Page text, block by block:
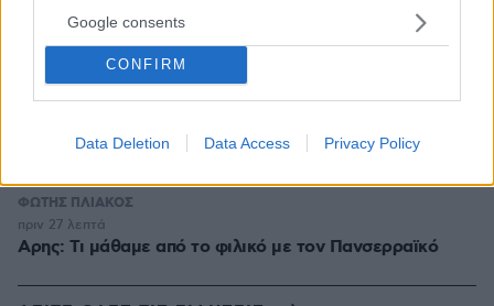
Google consents
CONFIRM
Data Deletion Data Access Privacy Policy
Δοκιμάζουμε το υβριδικό Renault Symbioz με τα 160
άλογα - Πόσο κοστίζει στην Ελλάδα;
πριν 22 λεπτά
Κ. Καρτάλης: Η Ευρώπη θερμαίνεται ταχύτερα από
ΦΩΤΗΣ ΠΛΙΑΚΟΣ
Αρης: Τι μάθαμε από το φιλικό με τον Πανσερραϊκό
πριν 27 λεπτά